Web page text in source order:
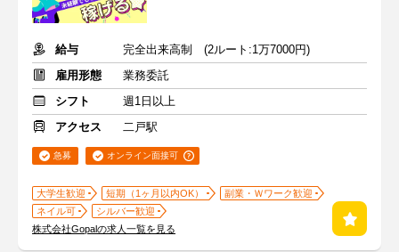
給与
完全出来高制 (2ルート:1万7000円)
雇用形態
業務委託
シフト
週1日以上
アクセス
二戸駅
急募 オンライン面接可
大学生歓迎 短期（1ヶ月以内OK）
副業・Ｗワーク歓迎
ネイル可
シルバー歓迎
株式会社Gopalの求人一覧を見る